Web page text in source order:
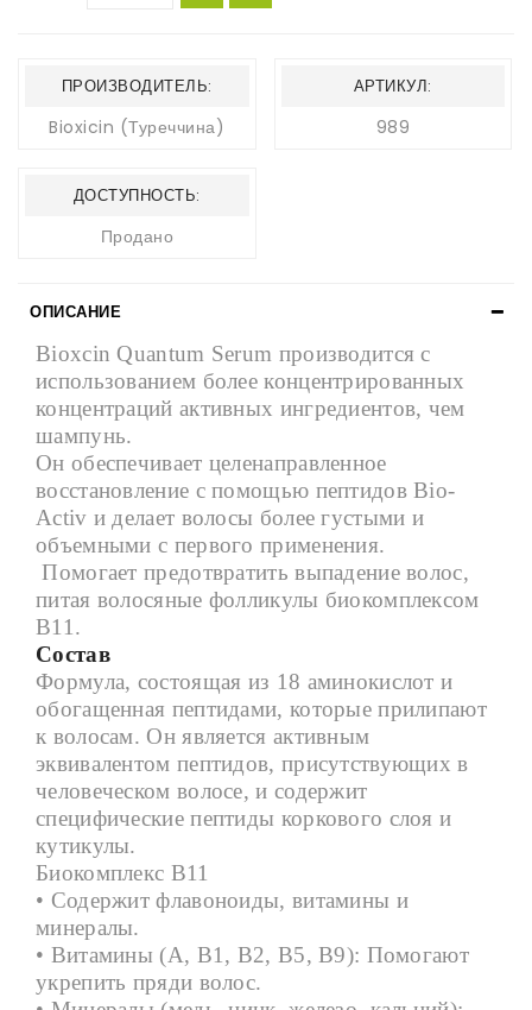
ПРОИЗВОДИТЕЛЬ:
Bioxicin (Туреччина)
АРТИКУЛ:
989
ДОСТУПНОСТЬ:
Продано
ОПИСАНИЕ
Bioxcin Quantum Serum производится с
использованием более концентрированных
концентраций активных ингредиентов, чем
шампунь.
Он обеспечивает целенаправленное
восстановление с помощью пептидов Bio-
Activ и делает волосы более густыми и
объемными с первого применения.
Помогает предотвратить выпадение волос,
питая волосяные фолликулы биокомплексом
B11.
Состав
Формула, состоящая из 18 аминокислот и
обогащенная пептидами, которые прилипают
к волосам. Он является активным
эквивалентом пептидов, присутствующих в
человеческом волосе, и содержит
специфические пептиды коркового слоя и
кутикулы.
Биокомплекс B11
• Содержит флавоноиды, витамины и
минералы.
• Витамины (А, В1, В2, В5, В9): Помогают
укрепить пряди волос.